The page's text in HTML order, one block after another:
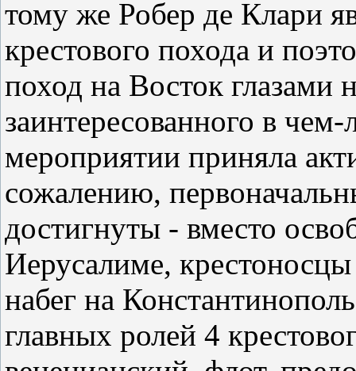
тому же Робер де Клари
крестового похода и
поход на Восток глазами
заинтересованного в чем-
мероприятии приняла
сожалению,
достигнуты - вместо
Иерусалиме,
набег на
главных ролей 4